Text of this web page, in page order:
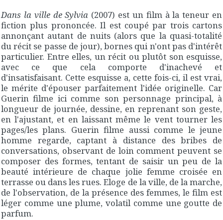
Dans la ville de Sylvia (2007) est un film à la teneur en
fiction plus prononcée. Il est coupé par trois cartons
annonçant autant de nuits (alors que la quasi-totalité
du récit se passe de jour), bornes qui n'ont pas d'intérêt
particulier. Entre elles, un récit ou plutôt son esquisse,
avec ce que cela comporte d'inachevé et
d'insatisfaisant. Cette esquisse a, cette fois-ci, il est vrai,
le mérite d'épouser parfaitement l'idée originelle. Car
Guerin filme ici comme son personnage principal, à
longueur de journée, dessine, en reprenant son geste,
en l'ajustant, et en laissant même le vent tourner les
pages/les plans. Guerin filme aussi comme le jeune
homme regarde, captant à distance des bribes de
conversations, observant de loin comment peuvent se
composer des formes, tentant de saisir un peu de la
beauté intérieure de chaque jolie femme croisée en
terrasse ou dans les rues. Eloge de la ville, de la marche,
de l'observation, de la présence des femmes, le film est
léger comme une plume, volatil comme une goutte de
parfum.